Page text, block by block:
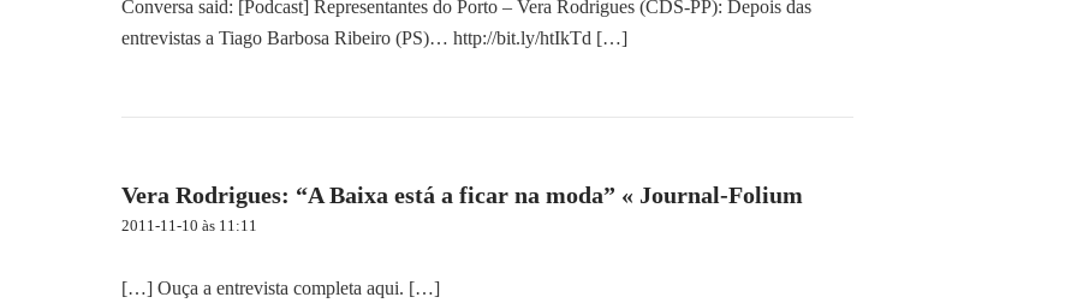
t
i
Conversa said: [Podcast] Representantes do Porto – Vera Rodrigues (CDS-PP): Depois das
entrevistas a Tiago Barbosa Ribeiro (PS)… http://bit.ly/htIkTd […]
Vera Rodrigues: “A Baixa está a ficar na moda” « Journal-Folium
2011-11-10 às 11:11
[…] Ouça a entrevista completa aqui. […]